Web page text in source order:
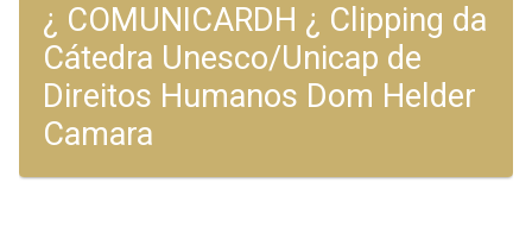
¿ COMUNICARDH ¿ Clipping da
Cátedra Unesco/Unicap de
Direitos Humanos Dom Helder
Camara